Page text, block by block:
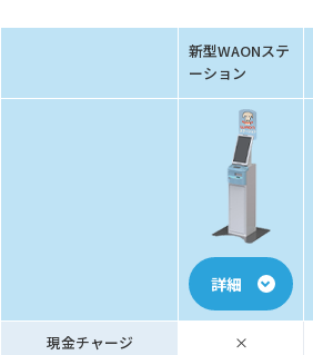
新型WAONステ
ーション
詳細
現金チャージ ×